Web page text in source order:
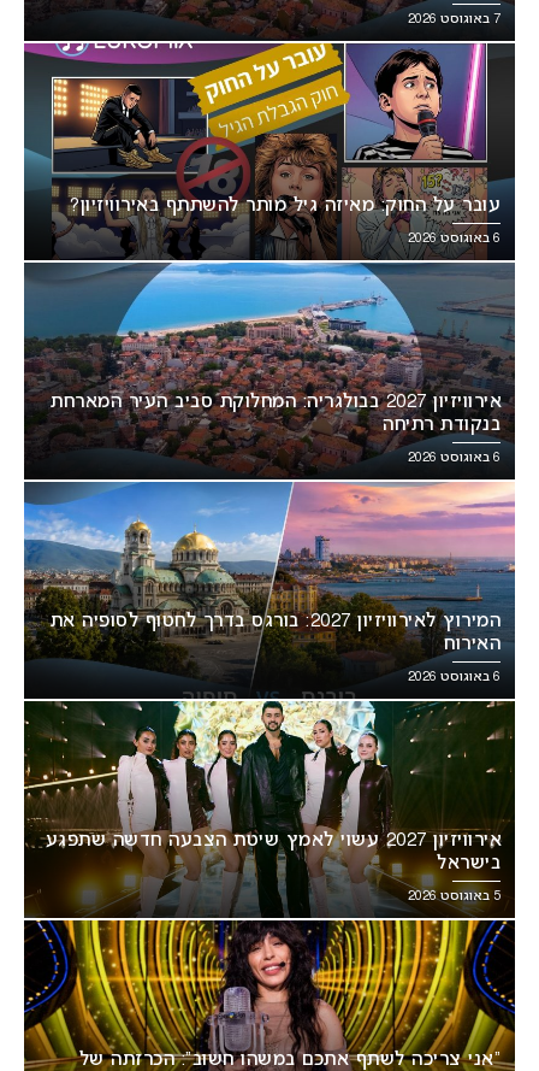
7 באוגוסט 2026
עובר על החוק: מאיזה גיל מותר להשתתף באירוויזיון?
6 באוגוסט 2026
אירוויזיון 2027 בבולגריה: המחלוקת סביב העיר המארחת
בנקודת רתיחה
6 באוגוסט 2026
המירוץ לאירוויזיון 2027: בורגס בדרך לחטוף לסופיה את
האירוח
6 באוגוסט 2026
אירוויזיון 2027 עשוי לאמץ שיטת הצבעה חדשה שתפגע
בישראל
5 באוגוסט 2026
“אני צריכה לשתף אתכם במשהו חשוב”: הכרזתה של